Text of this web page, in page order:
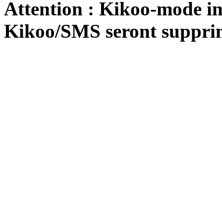
Attention : Kikoo-mode
Kikoo/SMS seront